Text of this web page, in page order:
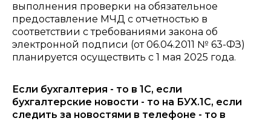
выполнения проверки на обязательное
предоставление МЧД с отчетностью в
соответствии с требованиями закона об
электронной подписи (от 06.04.2011 № 63-ФЗ)
планируется осуществить с 1 мая 2025 года.
Если бухгалтерия - то в 1С, если
бухгалтерские новости - то на БУХ.1С, если
следить за новостями в телефоне - то в